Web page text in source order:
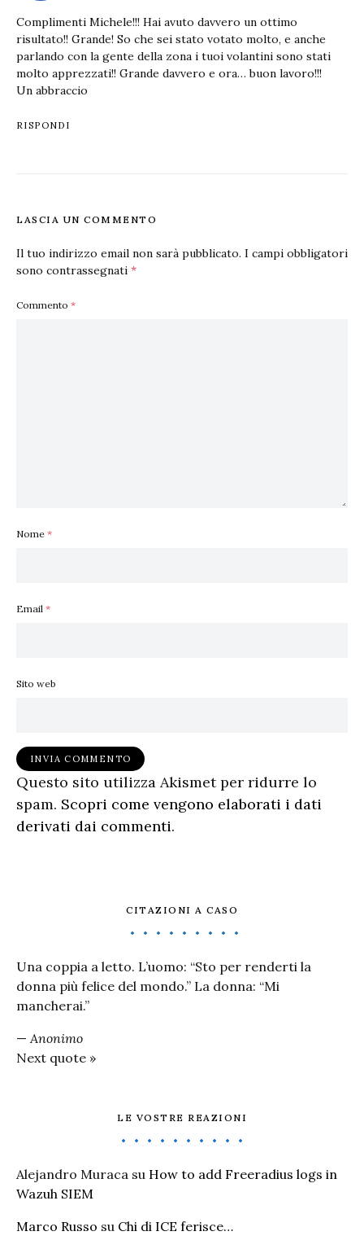
Complimenti Michele!!! Hai avuto davvero un ottimo
risultato!! Grande! So che sei stato votato molto, e anche
parlando con la gente della zona i tuoi volantini sono stati
molto apprezzati!! Grande davvero e ora… buon lavoro!!!
Un abbraccio
RISPONDI
LASCIA UN COMMENTO
Il tuo indirizzo email non sarà pubblicato. I campi obbligatori
sono contrassegnati *
Commento *
Nome *
Email *
Sito web
Questo sito utilizza Akismet per ridurre lo
spam. Scopri come vengono elaborati i dati
derivati dai commenti.
CITAZIONI A CASO
Una coppia a letto. L’uomo: “Sto per renderti la
donna più felice del mondo.” La donna: “Mi
mancherai.”
— Anonimo
Next quote »
LE VOSTRE REAZIONI
Alejandro Muraca su How to add Freeradius logs in
Wazuh SIEM
Marco Russo su Chi di ICE ferisce…